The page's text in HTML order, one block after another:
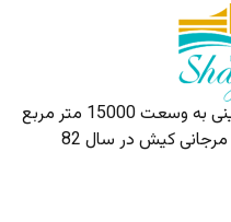
هتل پنج ستاره شایگان کیش در زمینی به وسعت 15000 متر مربع
در بهترین بخش نوار سیاحتی جزیره مرجانی کیش در سال 82